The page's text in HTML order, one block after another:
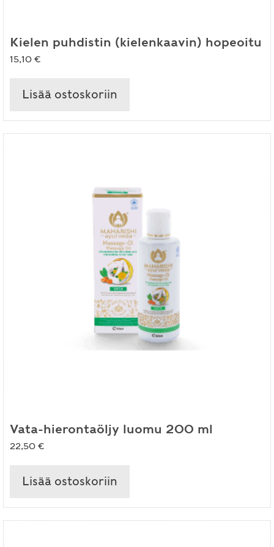
Kielen puhdistin (kielenkaavin) hopeoitu
15,10 €
Lisää ostoskoriin
Vata-hierontaöljy luomu 200 ml
22,50 €
Lisää ostoskoriin